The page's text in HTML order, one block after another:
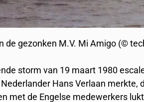
de gezonken M.V. Mi Amigo (©
storm van 19 maart 1980
Hans Verlaan
met de Engelse medewerkers